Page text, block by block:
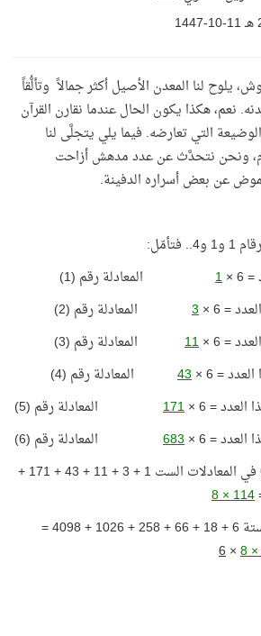
يلوح لنا المعدن الأصيل أكثر جمالاً وتألُّقاً
نعم، هكذا يكون الحال عندما نقارن القرآن
التي تعارضه. فيما يلي يتجلَّى لنا
ونحن نتحدَّث عن عدد مدهش أزاحت
عن بعض أسراره الدفينة.
×
1 المعادلة رقم (1)
= 6 ×
3 المعادلة رقم (2)
= 6 ×
11 المعادلة رقم (3)
= 6 ×
43 المعادلة رقم (4)
العدد = 6 × 171 المعادلة رقم (5)
العدد = 6 × 683
المعادلة رقم (6)
مجموع معاملات الرقم 6 في المعادلات الست 1 + 3 + 11 + 43 + 171 +
114 × 8
مجموع هذه المجاميع الستة 6 + 18 + 66 + 258 + 1026 + 4098 =
×
6